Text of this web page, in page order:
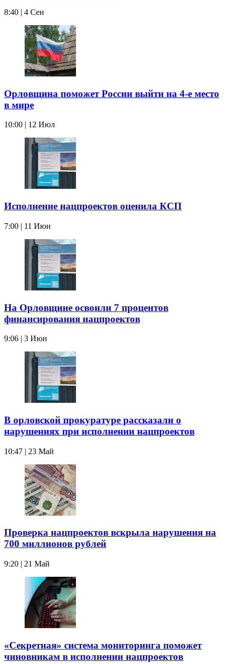
8:40 | 4 Сен
Орловщина поможет России выйти на 4-е место
в мире
10:00 | 12 Июл
Исполнение нацпроектов оценила КСП
7:00 | 11 Июн
На Орловщине освоили 7 процентов
финансирования нацпроектов
9:06 | 3 Июн
В орловской прокуратуре рассказали о
нарушениях при исполнении нацпроектов
10:47 | 23 Май
Проверка нацпроектов вскрыла нарушения на
700 миллионов рублей
9:20 | 21 Май
«Секретная» система мониторинга поможет
чиновникам в исполнении нацпроектов